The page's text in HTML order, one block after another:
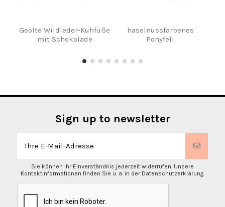
Geölte Wildleder-Kuhfüße
mit Schokolade
haselnussfarbenes
Ponyfell
Sign up to newsletter
Sie können Ihr Einverständnis jederzeit widerrufen. Unsere
Kontaktinformationen finden Sie u. a. in der Datenschutzerklärung.